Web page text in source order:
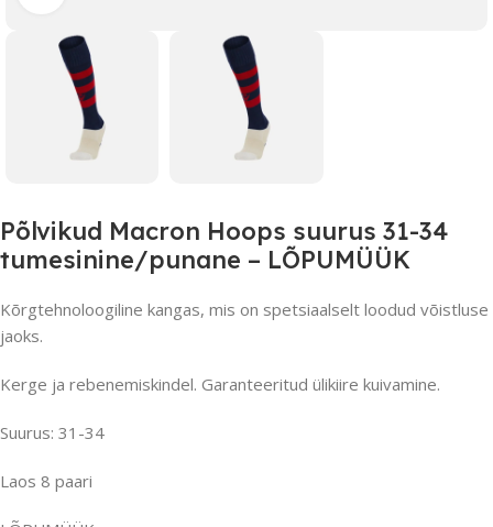
Põlvikud Macron Hoops suurus 31-34
tumesinine/punane – LÕPUMÜÜK
Kõrgtehnoloogiline kangas, mis on spetsiaalselt loodud võistluse
jaoks.
Kerge ja rebenemiskindel. Garanteeritud ülikiire kuivamine.
Suurus: 31-34
Laos 8 paari